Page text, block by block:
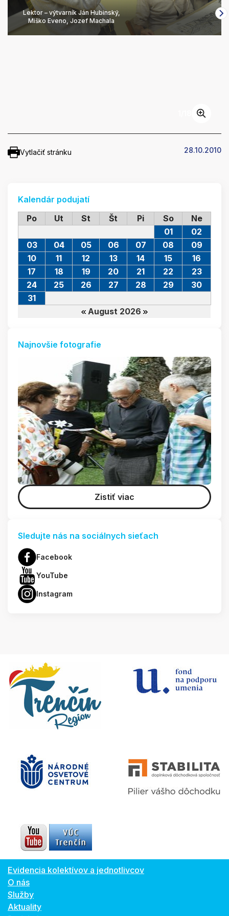
Lektor – výtvarník Ján Hubinský,
Miško Eveno, Jozef Machala
Vytlačiť stránku 28.10.2010
Kalendár podujatí
Po
Ut St Št Pi So Ne
August 2026
01
02
03
04 05 06 07 08
09
10
11 12 13 14 15
16
17
18 19 20 21 22
23
24
25 26 27 28 29
30
31
Najnovšie fotografie
Zistiť viac
Sledujte nás na sociálnych sieťach
Facebook
YouTube
Instagram
Evidencia kolektívov a jednotlivcov
O nás
Služby
Aktuality